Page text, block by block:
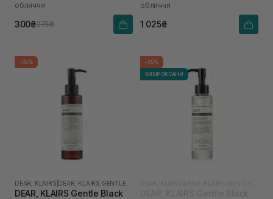
обличчя
300₴375₴
обличчя
1 025₴
-35%
DEAR, KLAIRS
DEAR, KLAIRS Gentle Black
-35%
ВИБІР ОКСАНИ